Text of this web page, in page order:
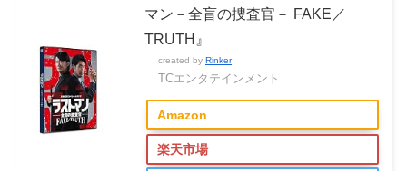
マン－全盲の捜査官－ FAKE／
TRUTH』
created by Rinker
TCエンタテインメント
Amazon
楽天市場